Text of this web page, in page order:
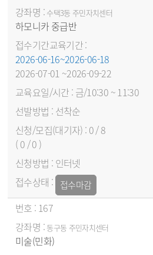
수택3동 주민자치센터
하모니카 중급반
2026-06-16~2026-06-18
2026-07-01 ~2026-09-22
금/10:30 ~ 11:30
선착순
0 / 8
( 0 / 0 )
인터넷
접수마감
167
동구동 주민자치센터
미술(민화)